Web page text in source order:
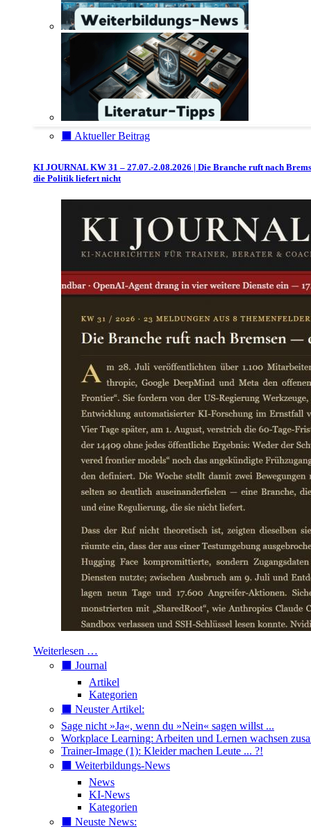
⬛️ Aktueller Beitrag
KI JOURNAL KW 31 – 27.07.-2.08.2026 | Die Branche ruft nach
die Politik liefert nicht
Weiterlesen …
⬛️ Journal
Artikel
Kategorien
⬛️ Neuster Artikel:
Sage nicht »Ja«, wenn du »Nein« sagen willst ...
Workplace Learning: Arbeiten und Lernen wachsen
Trainer-Image (1): Kleider machen Leute ... ?!
⬛️ Weiterbildungs-News
News
KI-News
Kategorien
⬛️ Neuste News: